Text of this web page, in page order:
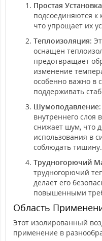
Простая Установка
подсоединяются к
что упрощает их
Теплоизоляция:
оснащен
предотвращает
изменение
особенно важно в
поддерживать
Шумоподавление
внутреннего слоя
снижает шум, что
использования в
соблюдать тишину.
Трудногорючий
трудногорючий
делает его
повышенными
Область
Этот изолированный
применение в